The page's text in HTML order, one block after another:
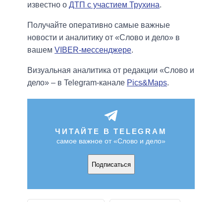
известно о ДТП с участием Трухина.
Получайте оперативно самые важные
новости и аналитику от «Слово и дело» в
вашем VIBER-мессенджере.
Визуальная аналитика от редакции «Слово и
дело» – в Telegram-канале Pics&Maps.
ЧИТАЙТЕ В TELEGRAM
самое важное от «Слово и дело»
Подписаться